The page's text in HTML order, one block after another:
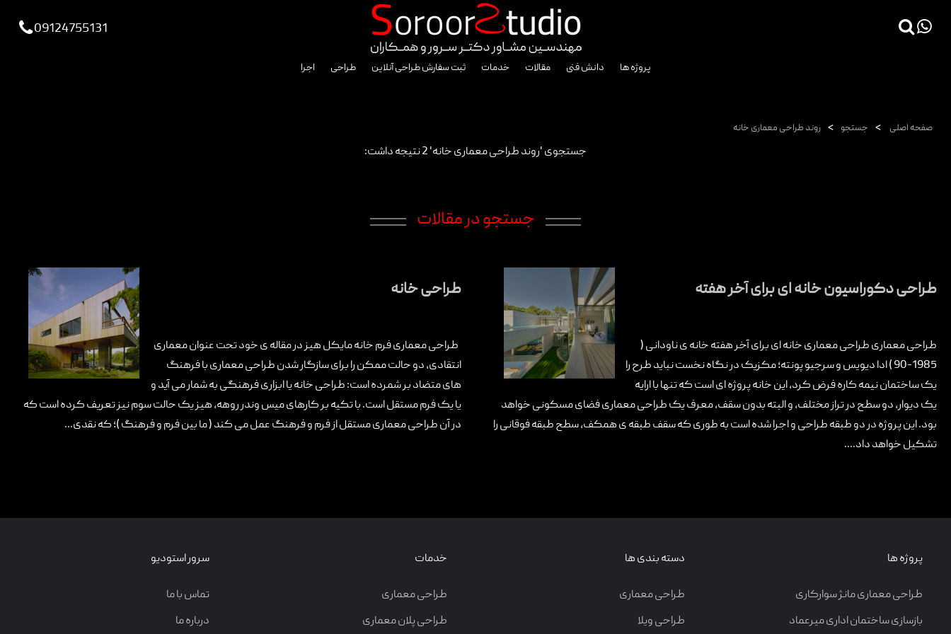
09124755131
پروژه ها دانش فنی مقالات خدمات ثبت سفارش طراحی آنلاین طراحی اجرا
×
دانش فنی
صفحه اصلی > جستجو > روند طراحی معماری خانه
جستجوی 'روند طراحی معماری خانه' 2 نتیجه داشت:
جستجو در مقالات
طراحی دکوراسیون خانه ای برای آخر هفته
طراحی معماری طراحی معماری خانه ای برای آخر هفته خانه ی ناودانی (
1985-90 ) ادا دیویس و سرجیو پونته؛ مکزیک در نگاه نخست نباید طرح را
یک ساختمان نیمه کاره فرض کرد، این خانه پروژه ای است که تنها با ارایه
یک دیوار، دو سطح در تراز مختلف، و البته بدون سقف، معرف یک طراحی معماری فضای مسکونی خواهد
بود. این پروژه در دو طبقه طراحی و اجرا شده است به طوری که سقف طبقه ی همکف، سطح طبقه فوقانی را
تشکیل خواهد داد....
طراحی خانه
طراحی معماری فرم خانه مایکل هیز در مقاله ی خود تحت عنوان معماری
انتقادی، دو حالت ممکن را برای سازگار شدن طراحی معماری با فرهنگ
های متضاد بر شمرده است: طراحی خانه یا ابزاری فرهنگی به شمار می آید و
یا یک فرم مستقل است. با تکیه بر کارهای میس وندر روهه، هیز یک حالت سوم نیز تعریف کرده است که
در آن طراحی معماری مستقل از فرم و فرهنگ عمل می کند ( ما بین فرم و فرهنگ )؛ که نقدی...
پروژه ها
طراحی معماری مانژ سوارکاری
بازسازی ساختمان اداری میرعماد
دسته بندی ها
طراحی معماری
طراحی ویلا
خدمات
طراحی معماری
طراحی پلان معماری
سرور استودیو
تماس با ما
درباره ما